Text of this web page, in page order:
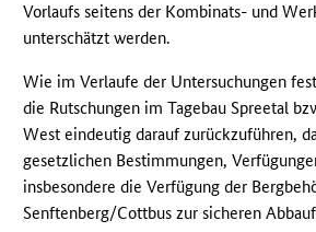
Vorlaufs seitens der Kombinats- und
unterschätzt werden.
Wie im Verlaufe der Untersuchungen
die Rutschungen im Tagebau Spreetal
West eindeutig darauf zurückzuführen,
gesetzlichen Bestimmungen,
insbesondere die Verfügung der
Senftenberg/Cottbus zur sicheren